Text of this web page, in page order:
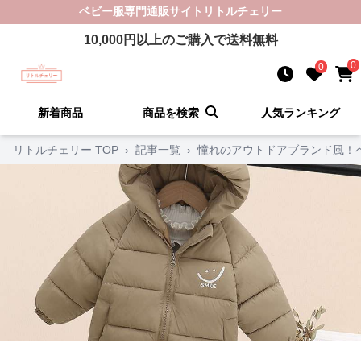
ベビー服専門通販サイト リトルチェリー
10,000円以上のご購入で送料無料
0 0
新着商品 商品を検索 人気ランキング
リトルチェリー TOP › 記事一覧 › 憧れのアウトドアブランド風